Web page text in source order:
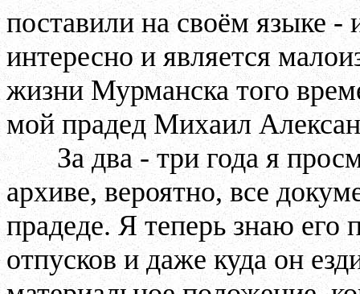
поставили на своём языке -
интересно и является
жизни Мурманска того
мой прадед Михаил
За два - три года я
архиве, вероятно, все
прадеде. Я теперь знаю его
отпусков и даже куда он